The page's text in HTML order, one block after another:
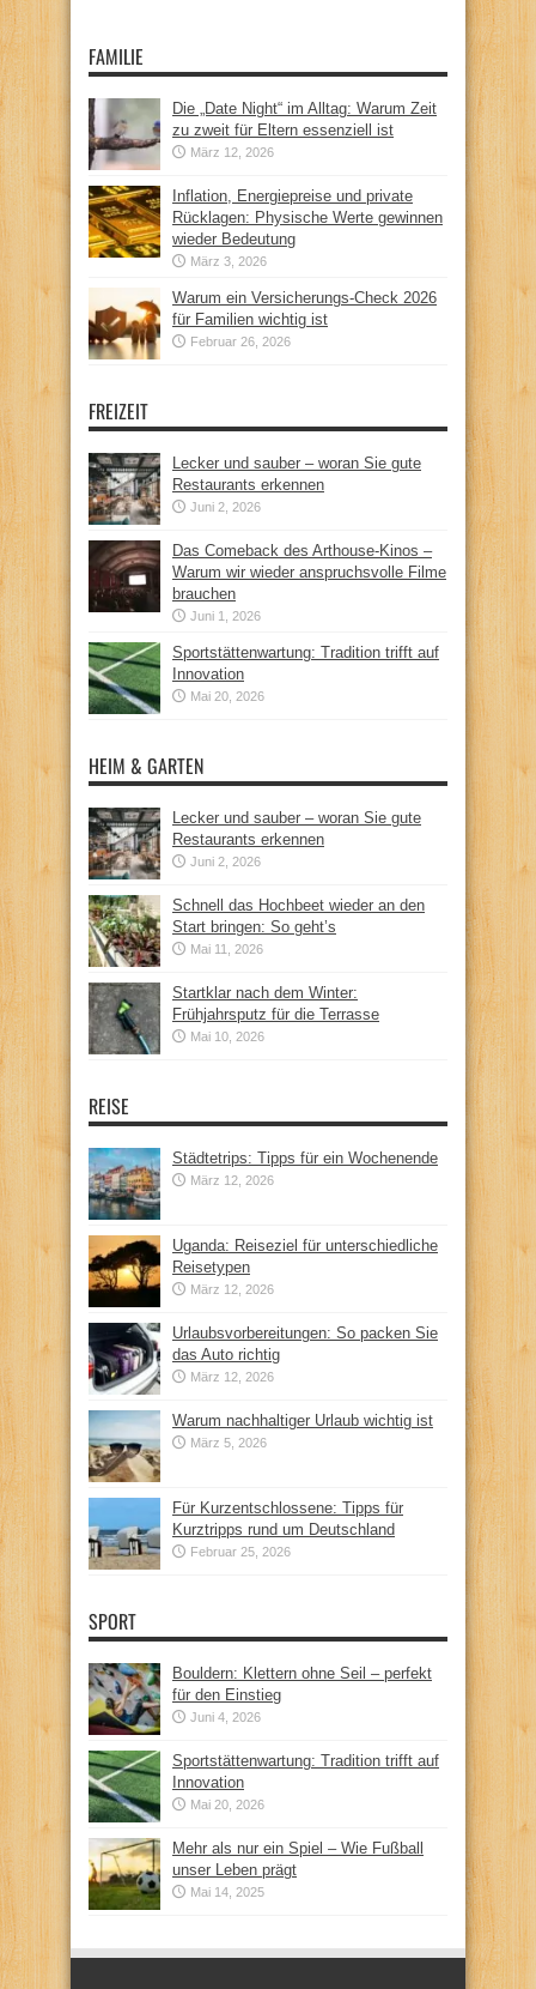
FAMILIE
Die „Date Night“ im Alltag: Warum Zeit
zu zweit für Eltern essenziell ist
März 12, 2026
Inflation, Energiepreise und private
Rücklagen: Physische Werte gewinnen
wieder Bedeutung
März 3, 2026
Warum ein Versicherungs-Check 2026
für Familien wichtig ist
Februar 26, 2026
FREIZEIT
Lecker und sauber – woran Sie gute
Restaurants erkennen
Juni 2, 2026
Das Comeback des Arthouse-Kinos –
Warum wir wieder anspruchsvolle Filme
brauchen
Juni 1, 2026
Sportstättenwartung: Tradition trifft auf
Innovation
Mai 20, 2026
HEIM & GARTEN
Lecker und sauber – woran Sie gute
Restaurants erkennen
Juni 2, 2026
Schnell das Hochbeet wieder an den
Start bringen: So geht’s
Mai 11, 2026
Startklar nach dem Winter:
Frühjahrsputz für die Terrasse
Mai 10, 2026
REISE
Städtetrips: Tipps für ein Wochenende
März 12, 2026
Uganda: Reiseziel für unterschiedliche
Reisetypen
März 12, 2026
Urlaubsvorbereitungen: So packen Sie
das Auto richtig
März 12, 2026
Warum nachhaltiger Urlaub wichtig ist
März 5, 2026
Für Kurzentschlossene: Tipps für
Kurztripps rund um Deutschland
Februar 25, 2026
SPORT
Bouldern: Klettern ohne Seil – perfekt
für den Einstieg
Juni 4, 2026
Sportstättenwartung: Tradition trifft auf
Innovation
Mai 20, 2026
Mehr als nur ein Spiel – Wie Fußball
unser Leben prägt
Mai 14, 2025